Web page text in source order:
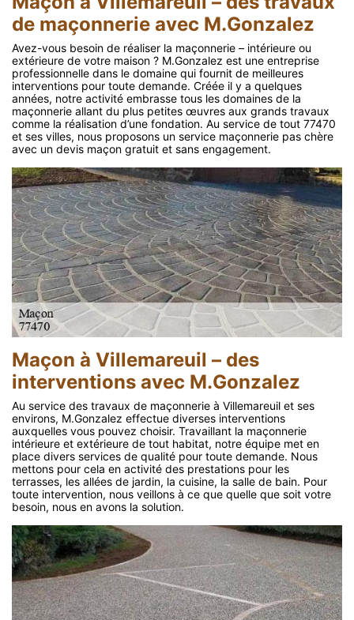
de maçonnerie avec M.Gonzalez
Avez-vous besoin de réaliser la maçonnerie – intérieure ou
extérieure de votre maison ? M.Gonzalez est une entreprise
professionnelle dans le domaine qui fournit de meilleures
interventions pour toute demande. Créée il y a quelques
années, notre activité embrasse tous les domaines de la
maçonnerie allant du plus petites œuvres aux grands travaux
comme la réalisation d’une fondation. Au service de tout 77470
et ses villes, nous proposons un service maçonnerie pas chère
avec un devis maçon gratuit et sans engagement.
Maçon à Villemareuil – des
interventions avec M.Gonzalez
Au service des travaux de maçonnerie à Villemareuil et ses
environs, M.Gonzalez effectue diverses interventions
auxquelles vous pouvez choisir. Travaillant la maçonnerie
intérieure et extérieure de tout habitat, notre équipe met en
place divers services de qualité pour toute demande. Nous
mettons pour cela en activité des prestations pour les
terrasses, les allées de jardin, la cuisine, la salle de bain. Pour
toute intervention, nous veillons à ce que quelle que soit votre
besoin, nous en avons la solution.